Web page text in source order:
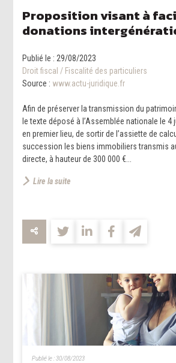
Proposition visant à
donations
Publié le : 29/08/2023
Droit fiscal / Fiscalité des particuliers
Source : www.actu-juridique.fr
Afin de préserver la transmission du
le texte déposé à l’Assemblée nationale le 4
en premier lieu, de sortir de l’assiette de
succession les biens immobiliers transmis
directe, à hauteur de 300 000 €...
Lire la suite
Publié le :30/08/2023